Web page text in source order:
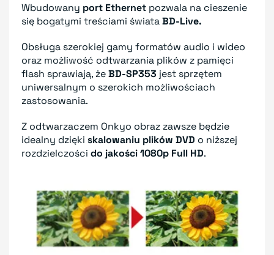
Wbudowany port Ethernet pozwala na cieszenie
się bogatymi treściami świataBD-Live.
Obsługa szerokiej gamy formatów audio i wideo
oraz możliwość odtwarzania plików z pamięci
flash sprawiają, żeBD-SP353 jest sprzętem
uniwersalnym o szerokich możliwościach
zastosowania.
Z odtwarzaczem Onkyo obraz zawsze będzie
idealny dzięki skalowaniu plików DVD o niższej
rozdzielczości do jakości 1080p Full HD.